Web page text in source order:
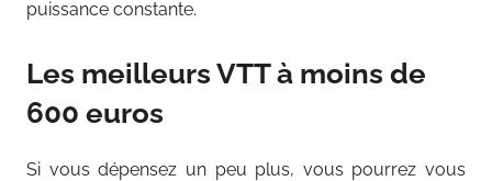
puissance constante.
Les meilleurs VTT à moins de
600 euros
Si vous dépensez un peu plus, vous pourrez vous